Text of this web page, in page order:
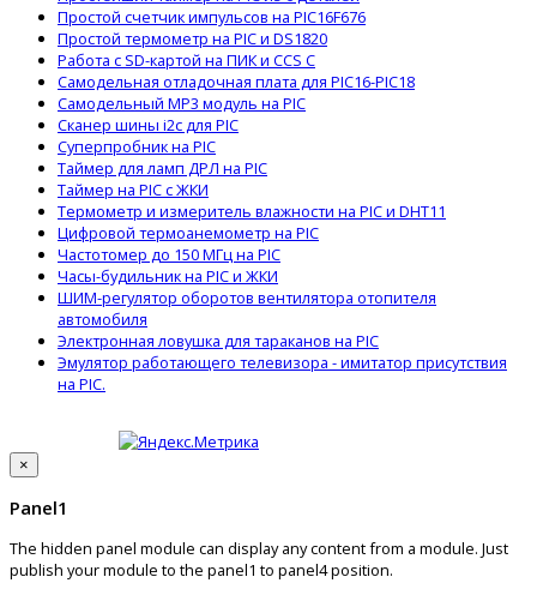
Простой счетчик импульсов на PIC16F676
Простой термометр на PIC и DS1820
Работа с SD-картой на ПИК и CCS C
Самодельная отладочная плата для PIC16-PIC18
Самодельный MP3 модуль на PIC
Сканер шины i2c для PIC
Суперпробник на PIC
Таймер для ламп ДРЛ на PIC
Таймер на PIC с ЖКИ
Термометр и измеритель влажности на PIC и DHT11
Цифровой термоанемометр на PIC
Частотомер до 150 МГц на PIC
Часы-будильник на PIC и ЖКИ
ШИМ-регулятор оборотов вентилятора отопителя
автомобиля
Электронная ловушка для тараканов на PIC
Эмулятор работающего телевизора - имитатор присутствия
на PIC.
×
Panel1
The hidden panel module can display any content from a module. Just
publish your module to the panel1 to panel4 position.